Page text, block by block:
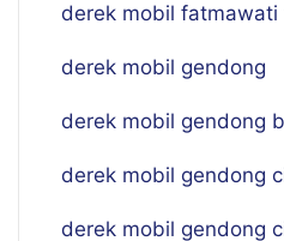
derek mobil fatmawati
derek mobil gendong
derek mobil gendong
derek mobil gendong
derek mobil gendong